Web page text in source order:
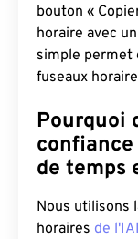
bouton «
horaire avec
simple permet
fuseaux
Pourquoi
de temps
Nous utilisons
horaires de